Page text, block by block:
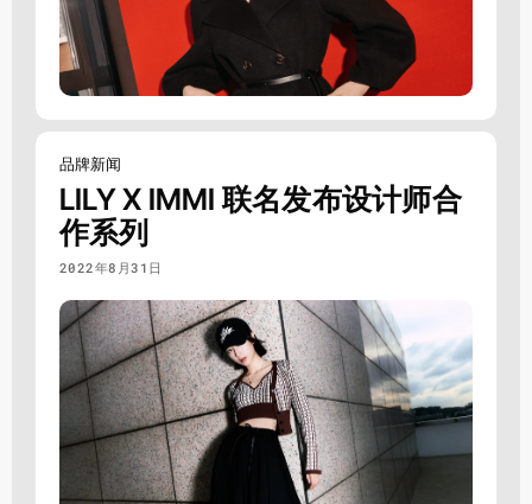
品牌新闻
LILY X IMMI 联名发布设计师合
作系列
2022年8月31日